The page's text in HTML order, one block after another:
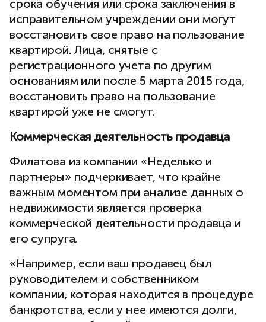
срока обучения или срока заключения в
исправительном учреждении они могут
восстановить свое право на пользование
квартирой. Лица, снятые с
регистрационного учета по другим
основаниям или после 5 марта 2015 года,
восстановить право на пользование
квартирой уже не смогут.
Коммерческая деятельность продавца
Филатова из компании «Неделько и
партнеры» подчеркивает, что крайне
важным моментом при анализе данных о
недвижимости является проверка
коммерческой деятельности продавца и
его супруга.
«Например, если ваш продавец был
руководителем и собственником
компании, которая находится в процедуре
банкротства, если у нее имеются долги,